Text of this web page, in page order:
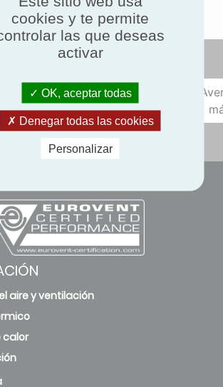
aire y ventilación
calor
cookies y te permite
las que deseas
activar
OK, aceptar todas
Denegar todas las cookies
Personalizar